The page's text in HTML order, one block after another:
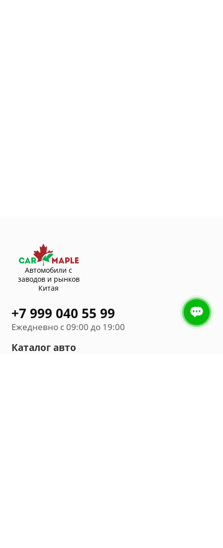
Автомобили с
заводов и рынков
Китая
+7 999 040 55 99
Ежедневно с 09:00 до 19:00
Каталог авто